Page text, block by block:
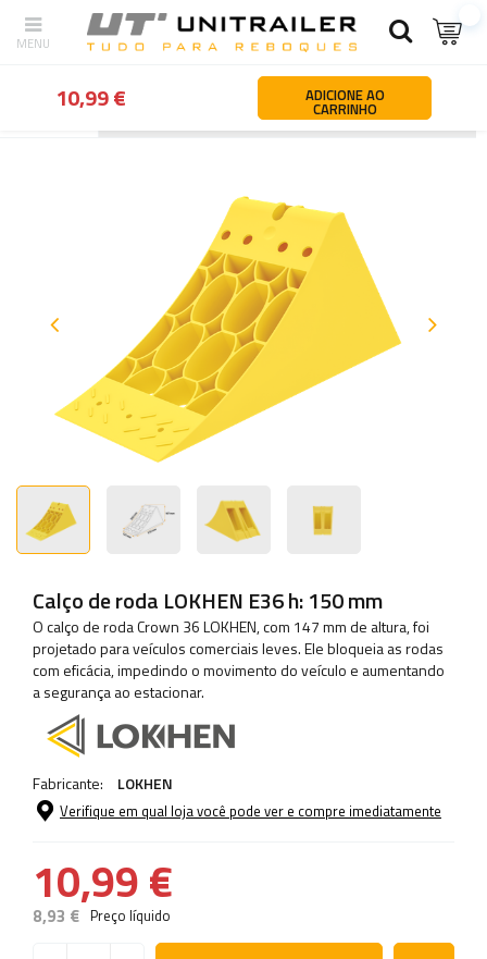
Rodas jantes pneus Cunhas de rodas
Calço de roda LOKHEN E36 h: 150 mm
O calço de roda Crown 36 LOKHEN, com 147 mm de altura, foi
projetado para veículos comerciais leves. Ele bloqueia as rodas
com eficácia, impedindo o movimento do veículo e aumentando
a segurança ao estacionar.
Fabricante: LOKHEN
Verifique em qual loja você pode ver e compre imediatamente
10,99 €
8,93 € Preço líquido
10,99 € ADICIONE AO
CARRINHO